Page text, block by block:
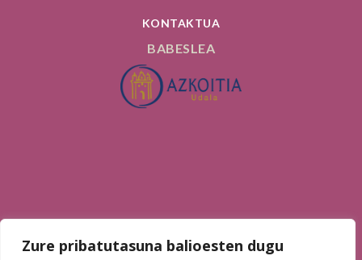
Zure pribatutasuna balioesten dugu
KONTAKTUA
BABESLEA